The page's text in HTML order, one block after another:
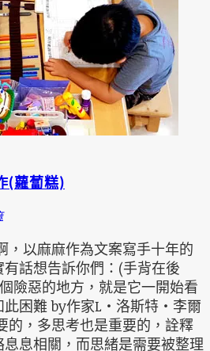
(蘿蔔糕)
，以麻麻作為文案寫手十年的
話想告訴你們：(手背在後
險惡的地方，就是它一開始看
此困難 by作家L‧洛斯特‧李爾
的，多思考也是重要的，詮釋
息相關，而思緒是需要被整理